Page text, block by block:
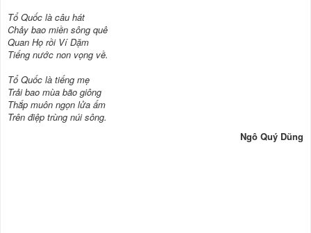
Tổ Quốc là câu hát
Chảy bao miền sông quê
Quan Họ rồi Ví Dặm
Tiếng nước non vọng về.
Tổ Quốc là tiếng mẹ
Trải bao mùa bão giông
Thắp muôn ngọn lửa ấm
Trên điệp trùng núi sông.
Ngô Quý Dũng